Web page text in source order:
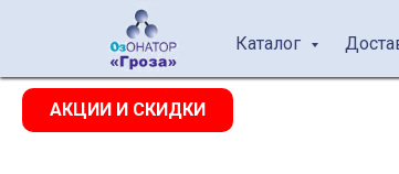
Каталог
АКЦИИ И СКИДКИ